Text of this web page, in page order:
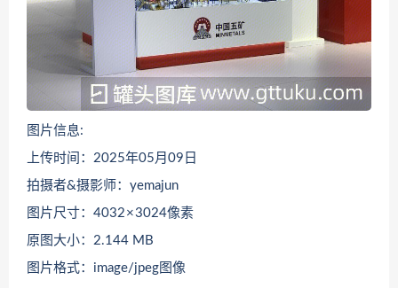
图片信息:
上传时间：2025年05月09日
拍摄者&摄影师：yemajun
图片尺寸：4032 × 3024像素
原图大小：2.144 MB
图片格式：image/jpeg图像